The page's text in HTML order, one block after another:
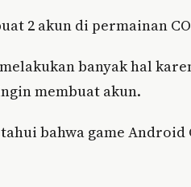
2 akun di permainan
banyak hal
membuat akun.
bahwa game